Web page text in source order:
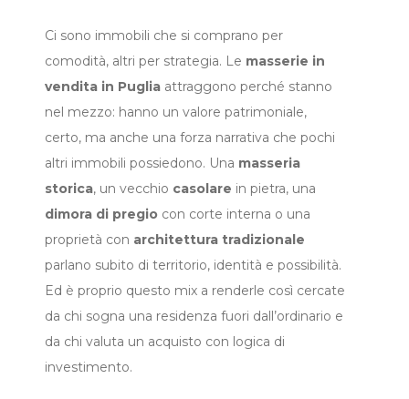
Ci sono immobili che si comprano per
comodità, altri per strategia. Le masserie in
vendita in Pugliaattraggono perché stanno
nel mezzo: hanno un valore patrimoniale,
certo, ma anche una forza narrativa che pochi
altri immobili possiedono. Una masseria
storica, un vecchio casolare in pietra, una
dimora di pregio con corte interna o una
proprietà con architettura tradizionale
parlano subito di territorio, identità e possibilità.
Ed è proprio questo mix a renderle così cercate
da chi sogna una residenza fuori dall’ordinario e
da chi valuta un acquisto con logica di
investimento.